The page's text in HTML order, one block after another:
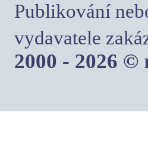
Publikování
vydavatele
2000 - 2026